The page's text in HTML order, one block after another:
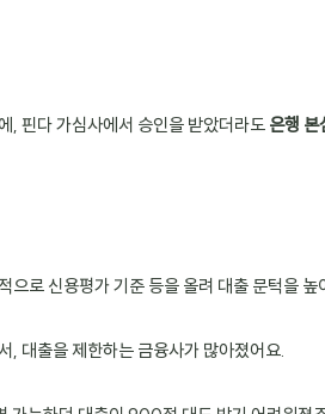
, 핀다 가심사에서 승인을 받았더라도 은행 본
으로 신용평가 기준 등을 올려 대출 문턱을 높
, 대출을 제한하는 금융사가 많아졌어요.